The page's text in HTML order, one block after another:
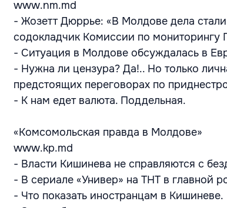
www.nm.md
- Жозетт Дюррье: «В Молдове дела
содокладчик Комиссии по
- Ситуация в Молдове обсуждалась в
- Нужна ли цензура? Да!.. Но только
предстоящих переговорах по
- К нам едет валюта. Поддельная.
«Комсомольская правда в Молдове»
www.kp.md
- Власти Кишинева не справляются с
- В сериале «Универ» на ТНТ в главной
- Что показать иностранцам в Кишиневе.